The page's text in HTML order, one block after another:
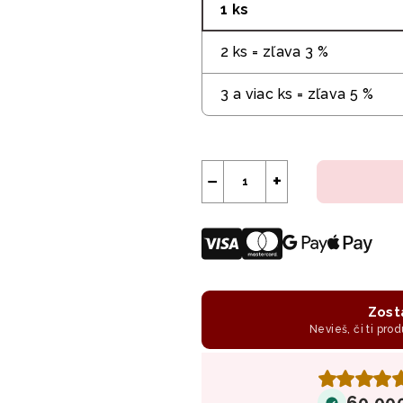
1 ks
2 ks = zľava 3 %
3 a viac ks = zľava 5 %
+
−
Nevieš, či ti